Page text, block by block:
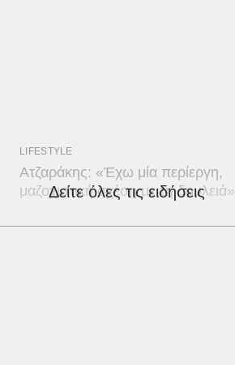
LIFESTYLE
Ατζαράκης: «Έχω μία περίεργη,
μαζοχιστική σχέση με τη δουλειά»
Δείτε όλες τις ειδήσεις